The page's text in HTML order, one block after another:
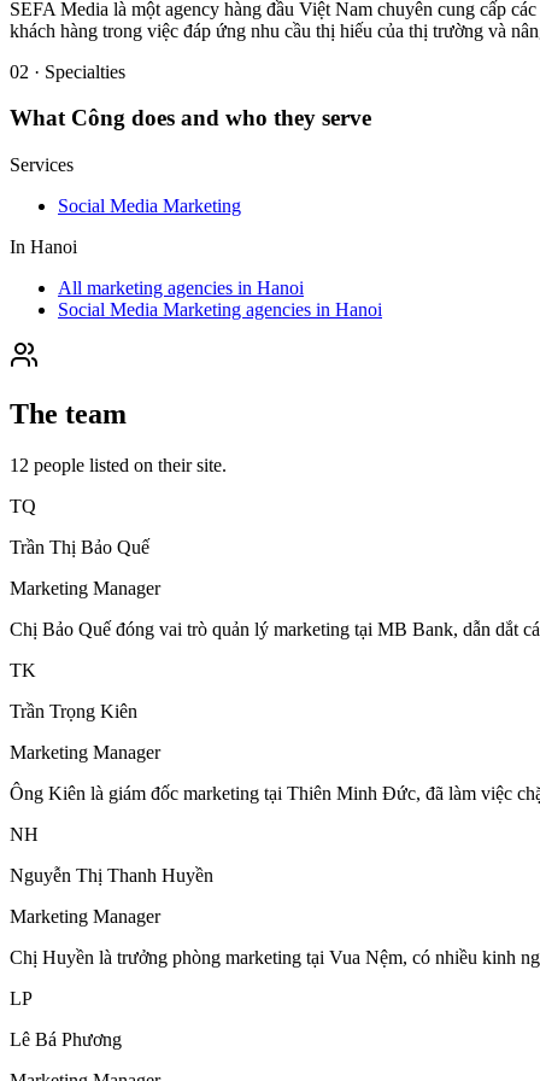
SEFA Media là một agency hàng đầu Việt Nam chuyên cung cấp
khách hàng trong việc đáp ứng nhu cầu thị hiếu của thị trường và
02 · Specialties
What Công does and who they serve
Services
Social Media Marketing
In Hanoi
All marketing agencies in Hanoi
Social Media Marketing agencies in Hanoi
The team
12 people listed on their site.
TQ
Trần Thị Bảo Quế
Marketing Manager
Chị Bảo Quế đóng vai trò quản lý marketing tại MB Bank, dẫn dắt
TK
Trần Trọng Kiên
Marketing Manager
Ông Kiên là giám đốc marketing tại Thiên Minh Đức, đã làm việc
NH
Nguyễn Thị Thanh Huyền
Marketing Manager
Chị Huyền là trưởng phòng marketing tại Vua Nệm, có nhiều kinh
LP
Lê Bá Phương